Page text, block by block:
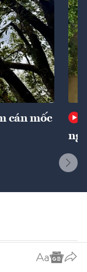
cán mốc